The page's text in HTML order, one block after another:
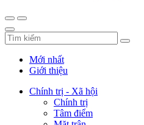
Mới nhất
Giới thiệu
Chính trị - Xã hội
Chính trị
Tâm điểm